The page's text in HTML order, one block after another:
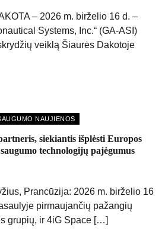
– 2026 m. birželio 16 d. –
Systems, Inc.“ (GA-ASI)
veiklą Šiaurės Dakotoje
NAUJIENOS
siekiantis išplėsti Europos
technologijų pajėgumus
Prancūzija: 2026 m. birželio 16
pirmaujančių pažangių
grupių, ir 4iG Space […]